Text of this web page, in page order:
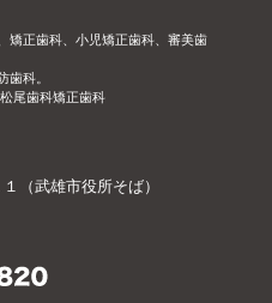
矯正歯科、小児矯正歯科、審美歯
科。
尾歯科矯正歯科
（武雄市役所そば）